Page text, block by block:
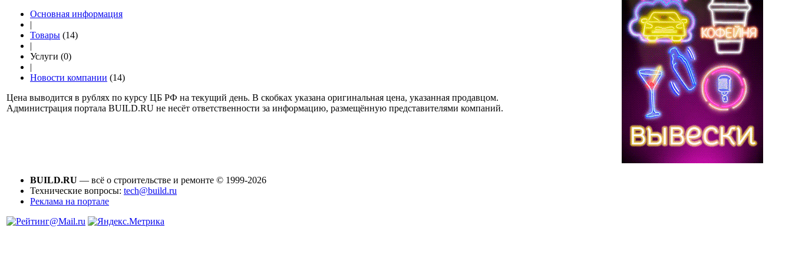
Основная информация
|
Товары (14)
|
Услуги (0)
|
Новости компании (14)
Цена выводится в рублях по курсу ЦБ РФ на текущий день. В скобках указана оригинальная цена, указанная продавцом.
Администрация портала BUILD.RU не несёт ответственности за информацию, размещённую представителями компаний.
BUILD.RU — всё о строительстве и ремонте © 1999-2026
Технические вопросы: tech@build.ru
Реклама на портале